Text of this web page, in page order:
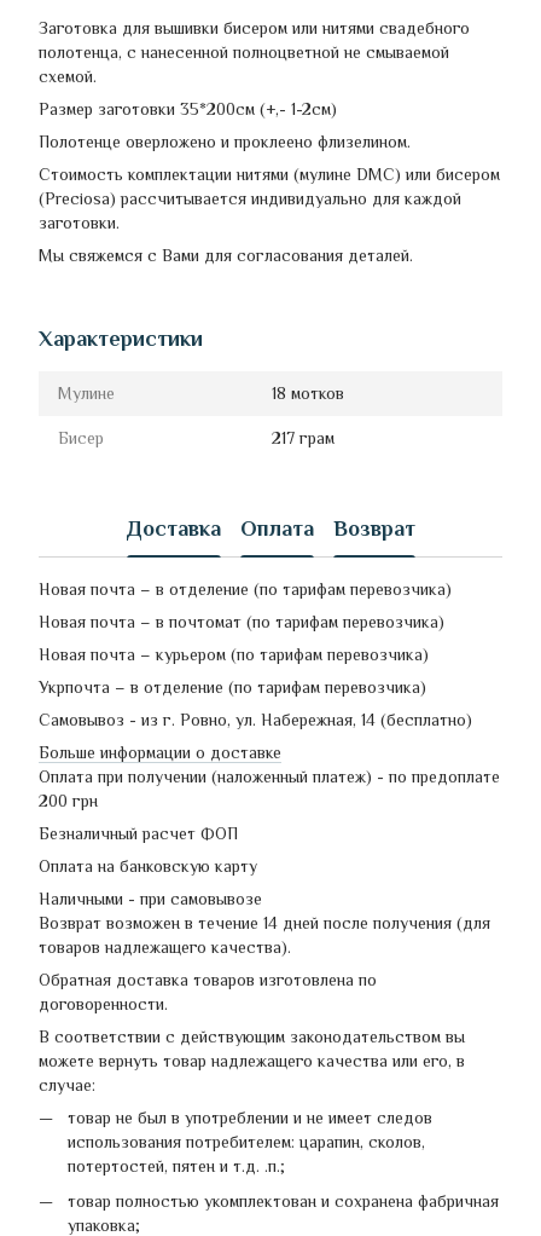
Заготовка для вышивки бисером или нитями свадебного
полотенца, с нанесенной полноцветной не смываемой
схемой.
Размер заготовки 35*200см (+,- 1-2см)
Полотенце оверложено и проклеено флизелином.
Стоимость комплектации нитями (мулине DMC) или бисером
(Preciosa) рассчитывается индивидуально для каждой
заготовки.
Мы свяжемся с Вами для согласования деталей.
Характеристики
Мулине 18 мотков
Бисер 217 грам
Доставка Оплата Возврат
Новая почта – в отделение (по тарифам перевозчика)
Новая почта – в почтомат (по тарифам перевозчика)
Новая почта – курьером (по тарифам перевозчика)
Укрпочта – в отделение (по тарифам перевозчика)
Самовывоз - из г. Ровно, ул. Набережная, 14 (бесплатно)
Больше информации о доставке
Оплата при получении (наложенный платеж) - по предоплате
200 грн
Безналичный расчет ФОП
Оплата на банковскую карту
Наличными - при самовывозе
Возврат возможен в течение 14 дней после получения (для
товаров надлежащего качества).
Обратная доставка товаров изготовлена по
договоренности.
В соответствии с действующим законодательством вы
можете вернуть товар надлежащего качества или его, в
случае:
товар не был в употреблении и не имеет следов
использования потребителем: царапин, сколов,
потертостей, пятен и т.д. .п.;
товар полностью укомплектован и сохранена фабричная
упаковка;